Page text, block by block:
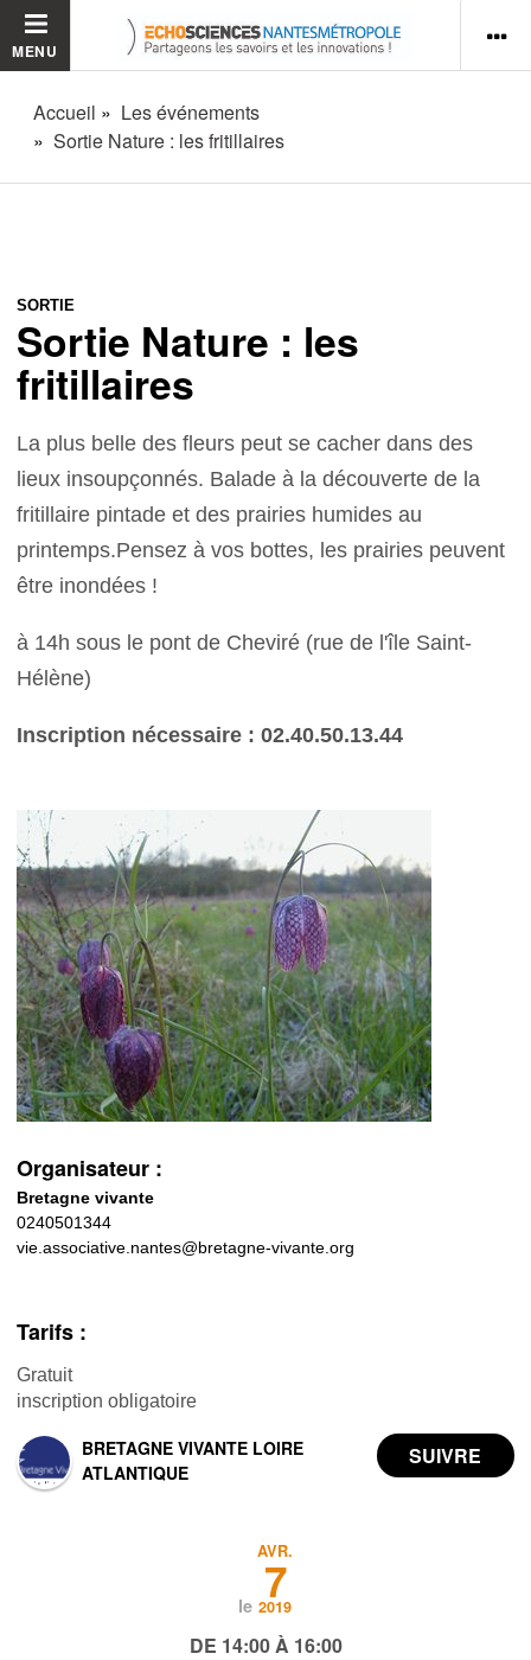
MENU
Accueil
Les événements
Sortie Nature : les fritillaires
SORTIE
Sortie Nature : les
fritillaires
La plus belle des fleurs peut se cacher dans des
lieux insoupçonnés. Balade à la découverte de la
fritillaire pintade et des prairies humides au
printemps.Pensez à vos bottes, les prairies peuvent
être inondées !
à 14h sous le pont de Cheviré (rue de l'île Saint-
Hélène)
Inscription nécessaire : 02.40.50.13.44
Organisateur :
Bretagne vivante
0240501344
vie.associative.nantes@bretagne-vivante.org
Tarifs :
Gratuit
inscription obligatoire
BRETAGNE VIVANTE LOIRE
ATLANTIQUE
le
AVR.
7
2019
DE 14:00 À 16:00